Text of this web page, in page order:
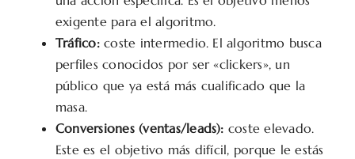
exigente para el algoritmo.
Tráfico:coste intermedio. El algoritmo busca
perfiles conocidos por ser «clickers», un
público que ya está más cualificado que la
masa.
Conversiones (ventas/leads): coste elevado.
Este es el objetivo más difícil, porque le estás